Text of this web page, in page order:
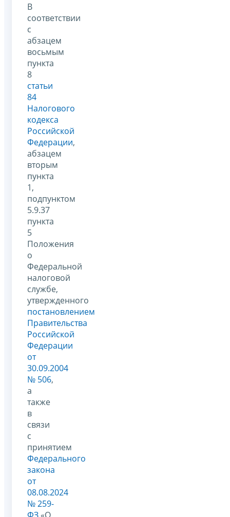
В
соответствии
с
абзацем
восьмым
пункта
8
статьи
84
Налогового
кодекса
Российской
Федерации,
абзацем
вторым
пункта
1,
подпунктом
5.9.37
пункта
5
Положения
о
Федеральной
налоговой
службе,
утвержденного
постановлением
Правительства
Российской
Федерации
от
30.09.2004
№ 506,
а
также
в
связи
с
принятием
Федерального
закона
от
08.08.2024
№ 259-
ФЗ «О